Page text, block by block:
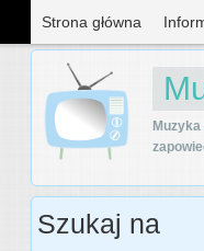
Strona główna
Szukaj na